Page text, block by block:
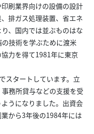
刷業界向けの設備の設計
排ガス処理装置、省エネ
、国内では並ぶものはな
技術を学ぶために渡米
力を得て1981年に東京
スタートしています。立
務所貸与などの支援を受
うになりました。出資会
から3年後の1984年には